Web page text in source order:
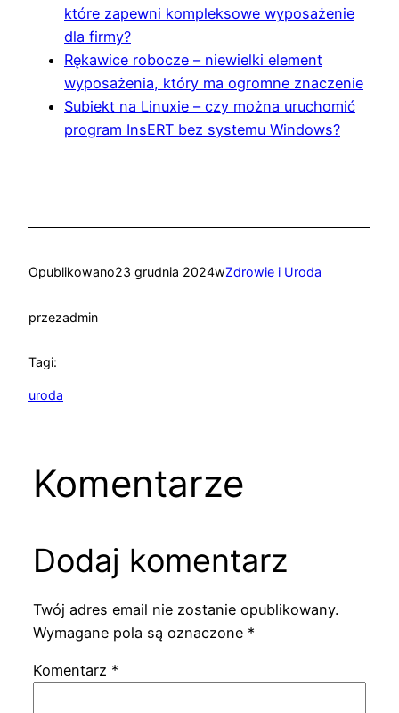
które zapewni kompleksowe wyposażenie
dla firmy?
Rękawice robocze – niewielki element
wyposażenia, który ma ogromne znaczenie
Subiekt na Linuxie – czy można uruchomić
program InsERT bez systemu Windows?
Opublikowano23 grudnia 2024wZdrowie i Uroda
przezadmin
Tagi:
uroda
Komentarze
Dodaj komentarz
Twój adres email nie zostanie opublikowany.
Wymagane pola są oznaczone *
Komentarz *